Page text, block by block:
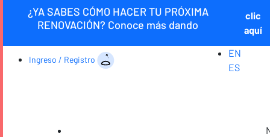
¿YA SABES CÓMO HACER TU PRÓXIMA
RENOVACIÓN? Conoce más dando
clic
aquí
Ingreso / Registro
EN
ES